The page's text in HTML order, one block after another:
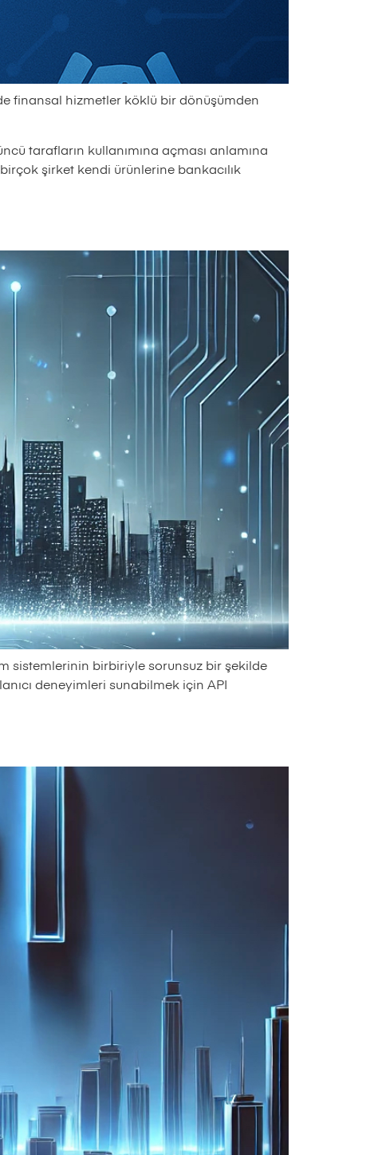
finansal hizmetler köklü bir dönüşümden
tarafların kullanımına açması anlamına
şirket kendi ürünlerine bankacılık
sistemlerinin birbiriyle sorunsuz bir şekilde
deneyimleri sunabilmek için API